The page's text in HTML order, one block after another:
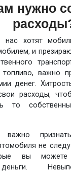
нужно
нас хотят
и
важно
денег.
расходы,
то
важно
не
вы можете